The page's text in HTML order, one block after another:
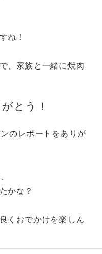
ね！
、家族と一緒に焼肉
とう！
のレポートをありが
かな？
くおでかけを楽しん